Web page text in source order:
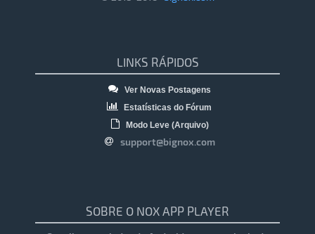
LINKS RÁPIDOS
Ver Novas Postagens
Estatísticas do Fórum
Modo Leve (Arquivo)
support@bignox.com
SOBRE O NOX APP PLAYER